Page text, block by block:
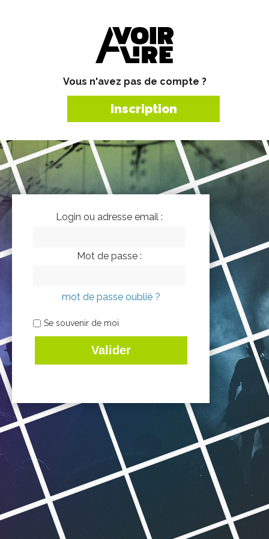
Vous n'avez pas de compte ?
Inscription
Login ou adresse email :
Mot de passe :
mot de passe oublié ?
Se souvenir de moi